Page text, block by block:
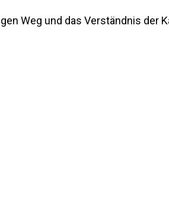
Weg und das Verständnis der